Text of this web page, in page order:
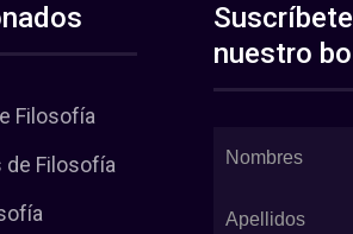
Filosofía
de Filosofía
nuestro